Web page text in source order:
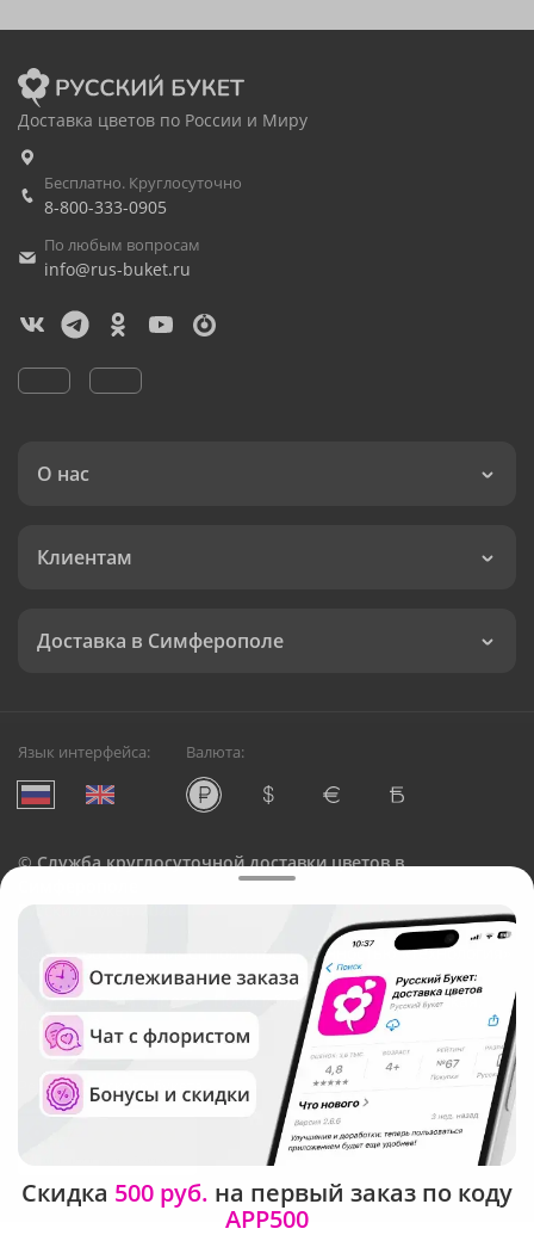
Доставка цветов по России и Миру
Бесплатно. Круглосуточно
8-800-333-0905
По любым вопросам
info@rus-buket.ru
О нас
Клиентам
Доставка в Симферополе
Язык интерфейса: Валюта:
©Служба круглосуточной доставки цветов в
Русский Букет, 2026
Общество с ограниченной ответственностью «Технология»
ОГРН: 1195476081745, ИНН: 5410081997
Юридический адрес: г. Новосибирск, ул. Ипподромская,
д.42, оф. 3
Рейтинг Русского букета
Скидка 500 руб. на первый заказ по коду
APP500